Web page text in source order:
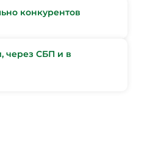
конкурентов
через СБП и в